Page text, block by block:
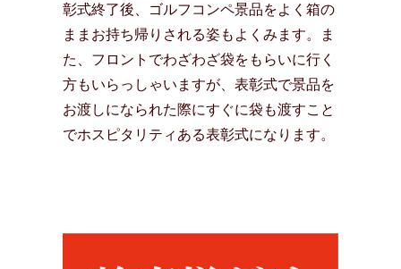
彰式終了後、ゴルフコンペ景品をよく箱の
ままお持ち帰りされる姿もよくみます。ま
た、フロントでわざわざ袋をもらいに行く
方もいらっしゃいますが、表彰式で景品を
お渡しになられた際にすぐに袋も渡すこと
でホスピタリティある表彰式になります。